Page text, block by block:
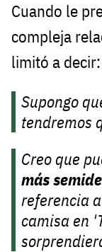
Cuando le
compleja
limitó a decir:
Supongo
tendremos
Creo que
más
referencia
camisa en